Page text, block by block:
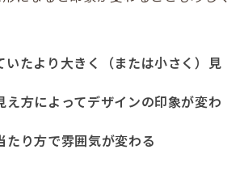
いたより大きく（または小さく）見
え方によってデザインの印象が変わ
たり方で雰囲気が変わる